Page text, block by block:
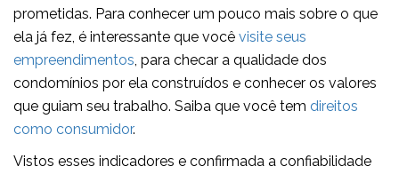
prometidas. Para conhecer um pouco mais sobre o que
ela já fez, é interessante que você visite seus
empreendimentos , para checar a qualidade dos
condomínios por ela construídos e conhecer os valores
que guiam seu trabalho. Saiba que você tem direitos
como consumidor.
Vistos esses indicadores e confirmada a confiabilidade